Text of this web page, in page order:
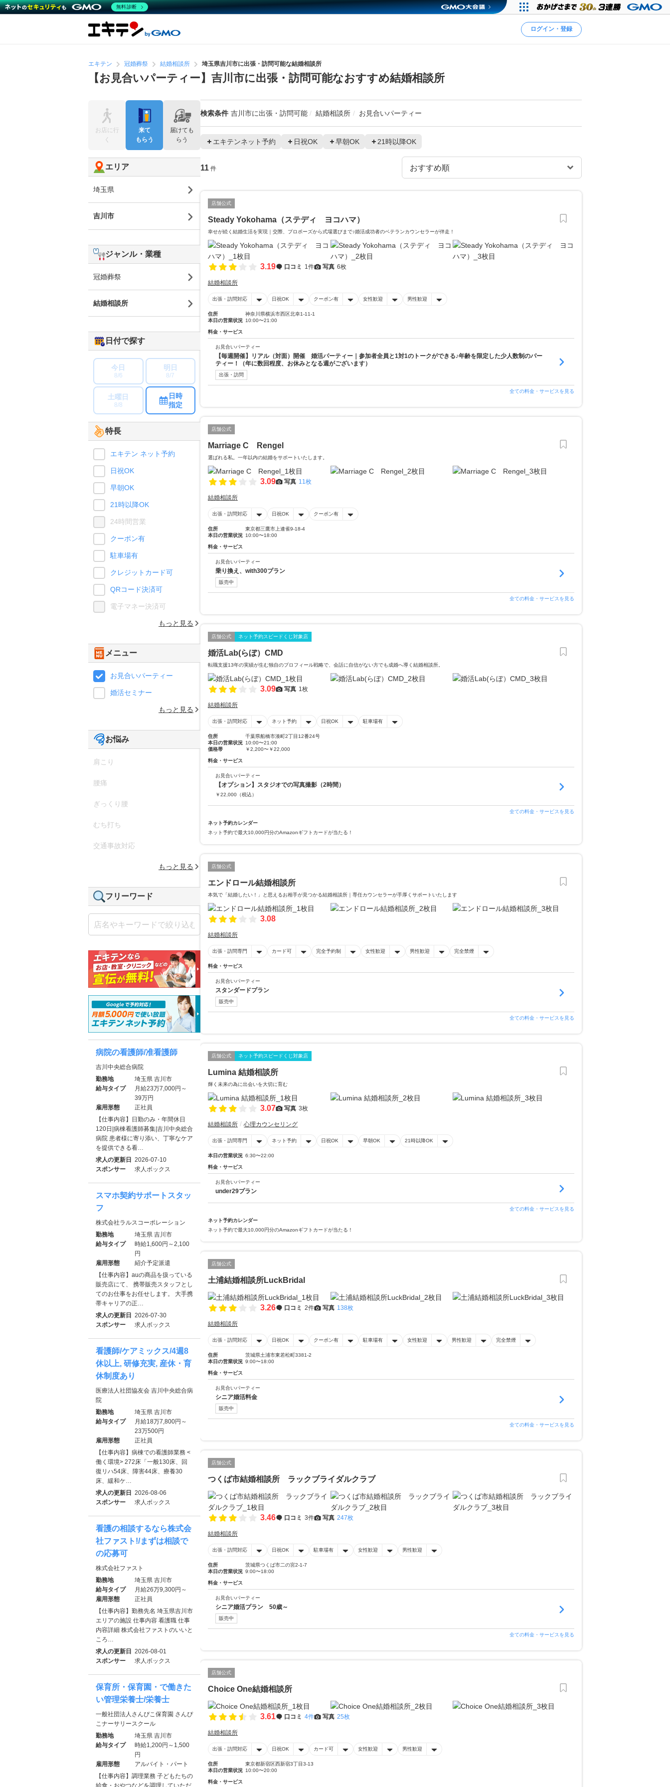
ログイン・登録
エキテン 冠婚葬祭 結婚相談所 埼玉県吉川市に出張・訪問可能な結婚相談所
【お見合いパーティー】吉川市に出張・訪問可能なおすすめ結婚相談所
検索条件 吉川市に出張・訪問可能 結婚相談所 お見合いパーティー
エキテンネット予約 日祝OK 早朝OK 21時以降OK
11 件
店舗公式
Steady Yokohama（ステディ ヨコハマ）
幸せが続く結婚生活を実現｜交際、プロポーズから式場選びまで♪婚活成功者のベテランカウンセラーが伴走！
3.19 口コミ 1件 写真 6枚
結婚相談所
出張・訪問対応 日祝OK クーポン有 女性歓迎 男性歓迎
住所
神奈川県横浜市西区北幸1-11-1
本日の営業状況 10:00〜21:00
料金・サービス
お見合いパーティー
【毎週開催】リアル（対面）開催 婚活パーティー｜参加者全員と1対1のトークができる♪年齢を限定した少人数制のパー
ティー！（年に数回程度、お休みとなる週がございます）
出張・訪問
全ての料金・サービスを見る
店舗公式
Marriage C Rengel
選ばれる私。一年以内の結婚をサポートいたします。
3.09 写真 11枚
結婚相談所
出張・訪問対応 日祝OK クーポン有
住所
東京都三鷹市上連雀9-18-4
本日の営業状況 10:00〜18:00
料金・サービス
お見合いパーティー
乗り換え、with300プラン
販売中
全ての料金・サービスを見る
店舗公式 ネット予約スピードくじ対象店
婚活Lab(らぼ）CMD
転職支援13年の実績が生む独自のプロフィール戦略で、会話に自信がない方でも成婚へ導く結婚相談所。
3.09 写真 1枚
結婚相談所
出張・訪問対応 ネット予約 日祝OK 駐車場有
住所
千葉県船橋市湊町2丁目12番24号
本日の営業状況 10:00〜21:00
価格帯
￥2,200〜￥22,000
料金・サービス
お見合いパーティー
【オプション】スタジオでの写真撮影（2時間）
￥22,000 （税込）
全ての料金・サービスを見る
ネット予約カレンダー
ネット予約で最大10,000円分のAmazonギフトカードが当たる！
店舗公式
エンドロール結婚相談所
本気で「結婚したい！」と思えるお相手が見つかる結婚相談所｜専任カウンセラーが手厚くサポートいたします
3.08
結婚相談所
出張・訪問専門 カード可 完全予約制 女性歓迎 男性歓迎 完全禁煙
料金・サービス
お見合いパーティー
スタンダードプラン
販売中
全ての料金・サービスを見る
店舗公式 ネット予約スピードくじ対象店
Lumina 結婚相談所
輝く未来の為に出会いを大切に育む
3.07 写真 3枚
結婚相談所 心理カウンセリング
出張・訪問専門 ネット予約 日祝OK 早朝OK 21時以降OK
本日の営業状況 6:30〜22:00
料金・サービス
お見合いパーティー
under29プラン
全ての料金・サービスを見る
ネット予約カレンダー
ネット予約で最大10,000円分のAmazonギフトカードが当たる！
店舗公式
土浦結婚相談所LuckBridal
3.26 口コミ 2件 写真 138枚
結婚相談所
出張・訪問対応 日祝OK クーポン有 駐車場有 女性歓迎 男性歓迎 完全禁煙
住所
茨城県土浦市東若松町3381-2
本日の営業状況 9:00〜18:00
料金・サービス
お見合いパーティー
シニア婚活料金
販売中
全ての料金・サービスを見る
店舗公式
つくば市結婚相談所 ラックブライダルクラブ
3.46 口コミ 3件 写真 247枚
結婚相談所
出張・訪問対応 日祝OK 駐車場有 女性歓迎 男性歓迎
住所
茨城県つくば市二の宮2-1-7
本日の営業状況 9:00〜18:00
料金・サービス
お見合いパーティー
シニア婚活プラン 50歳～
販売中
全ての料金・サービスを見る
店舗公式
Choice One結婚相談所
3.61 口コミ 4件 写真 25枚
結婚相談所
出張・訪問対応 日祝OK カード可 女性歓迎 男性歓迎
住所
東京都新宿区西新宿3丁目3-13
本日の営業状況 10:00〜20:00
料金・サービス
お店に行
く
来て
もらう
届けても
らう
エリア
埼玉県
吉川市
ジャンル・業種
冠婚葬祭
結婚相談所
日付で探す
今日
8/6
明日
8/7
土曜日
8/8
日時
指定
特長
エキテン ネット予約
日祝OK
早朝OK
21時以降OK
24時間営業
クーポン有
駐車場有
クレジットカード可
QRコード決済可
電子マネー決済可
もっと見る
メニュー
お見合いパーティー
婚活セミナー
もっと見る
お悩み
肩こり
腰痛
ぎっくり腰
むち打ち
交通事故対応
もっと見る
フリーワード
病院の看護師/准看護師
吉川中央総合病院
勤務地
埼玉県 吉川市
給与タイプ
月給23万7,000円～
39万円
雇用形態
正社員
【仕事内容】日勤のみ・年間休日
120日|病棟看護師募集|吉川中央総合
病院 患者様に寄り添い、丁寧なケア
を提供できる看…
求人の更新日
2026-07-10
スポンサー
求人ボックス
スマホ契約サポートスタッ
フ
株式会社ラルスコーポレーション
勤務地
埼玉県 吉川市
給与タイプ
時給1,600円～2,100
円
雇用形態
紹介予定派遣
【仕事内容】auの商品を扱っている
販売店にて、 携帯販売スタッフとし
てのお仕事をお任せします。 大手携
帯キャリアの正…
求人の更新日
2026-07-30
スポンサー
求人ボックス
看護師/ケアミックス/4週8
休以上, 研修充実, 産休・育
休制度あり
医療法人社団協友会 吉川中央総合病
院
勤務地
埼玉県 吉川市
給与タイプ
月給18万7,800円～
23万500円
雇用形態
正社員
【仕事内容】病棟での看護師業務 <
働く環境> 272床「一般130床、回
復リハ54床、障害44床、療養30
床、緩和ケ…
求人の更新日
2026-08-06
スポンサー
求人ボックス
看護の相談するなら株式会
社ファスト!/まずは相談で
の応募可
株式会社ファスト
勤務地
埼玉県 吉川市
給与タイプ
月給26万9,300円～
雇用形態
正社員
【仕事内容】勤務先名 埼玉県吉川市
エリアの施設 仕事内容 看護職 仕事
内容詳細 株式会社ファストのいいと
ころ…
求人の更新日
2026-08-01
スポンサー
求人ボックス
保育所・保育園・で働きた
い管理栄養士/栄養士
一般社団法人さんぴこ保育園 さんぴ
こナーサリースクール
勤務地
埼玉県 吉川市
給与タイプ
時給1,200円～1,500
円
雇用形態
アルバイト・パート
【仕事内容】調理業務 子どもたちの
無料診断